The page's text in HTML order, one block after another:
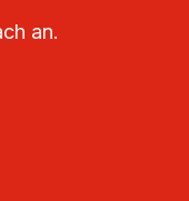
an.